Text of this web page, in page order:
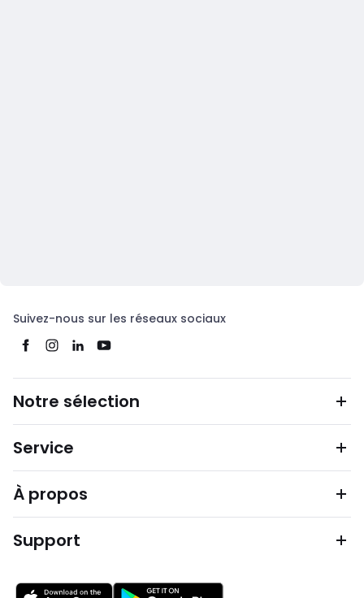
Suivez-nous sur les réseaux sociaux
Notre sélection
Service
À propos
Support